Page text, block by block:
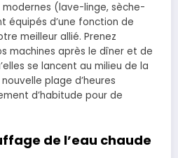
(lave-linge, sèche-
équipés d’une fonction de
meilleur allié. Prenez
machines après le dîner et de
se lancent au milieu de la
plage d’heures
d’habitude pour de
de l’eau chaude